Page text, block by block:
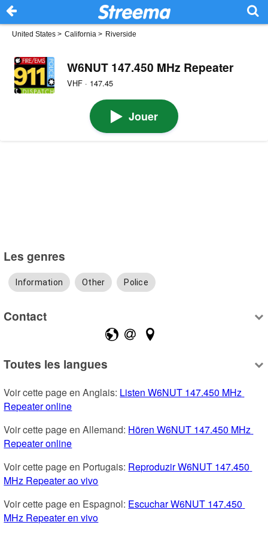
United States > California > Riverside
W6NUT 147.450 MHz Repeater
VHF · 147.45
Jouer
Les genres
Information Other Police
Contact
Toutes les langues
Voir cette page en Anglais: Listen W6NUT 147.450 MHz
Repeater online
Voir cette page en Allemand: Hören W6NUT 147.450 MHz
Repeater online
Voir cette page en Portugais: Reproduzir W6NUT 147.450
MHz Repeater ao vivo
Voir cette page en Espagnol: Escuchar W6NUT 147.450
MHz Repeater en vivo